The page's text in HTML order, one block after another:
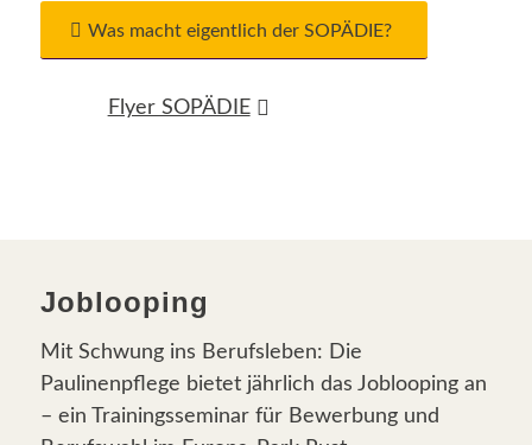
Was macht eigentlich der SOPÄDIE?
Flyer SOPÄDIE
Joblooping
Mit Schwung ins Berufsleben: Die
Paulinenpflege bietet jährlich das Joblooping an
– ein Trainingsseminar für Bewerbung und